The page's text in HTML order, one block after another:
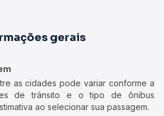
gerais
as cidades pode variar conforme a
de trânsito e o tipo de ônibus
ao selecionar sua passagem.